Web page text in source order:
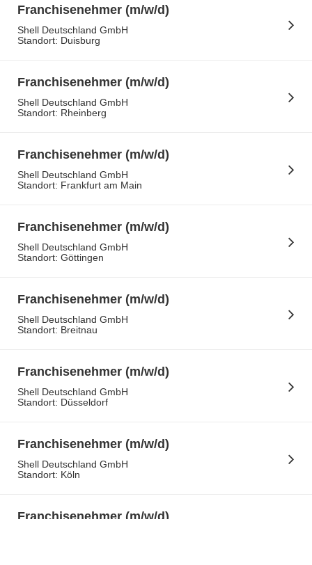
Franchisenehmer (m/w/d)
Shell Deutschland GmbH
Standort: Duisburg
Franchisenehmer (m/w/d)
Shell Deutschland GmbH
Standort: Rheinberg
Franchisenehmer (m/w/d)
Shell Deutschland GmbH
Standort: Frankfurt am Main
Franchisenehmer (m/w/d)
Shell Deutschland GmbH
Standort: Göttingen
Franchisenehmer (m/w/d)
Shell Deutschland GmbH
Standort: Breitnau
Franchisenehmer (m/w/d)
Shell Deutschland GmbH
Standort: Düsseldorf
Franchisenehmer (m/w/d)
Shell Deutschland GmbH
Standort: Köln
Franchisenehmer (m/w/d)